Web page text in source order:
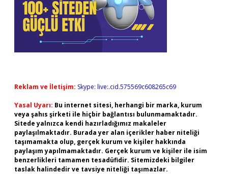
Reklam ve İletişim: Skype: live:.cid.575569c608265c69
Yasal Uyarı: Bu internet sitesi, herhangi bir marka, kurum
veya şahıs şirketi ile hiçbir bağlantısı bulunmamaktadır.
Sitede yalnızca kendi hazırladığımız makaleler
paylaşılmaktadır. Burada yer alan içerikler haber niteliği
taşımamakta olup, gerçek kurum ve kişiler hakkında
paylaşım yapılmamaktadır. Gerçek kurum ve kişiler ile isim
benzerlikleri tamamen tesadüfidir. Sitemizdeki bilgiler
taslak halindedir ve tavsiye niteliği taşımazlar.